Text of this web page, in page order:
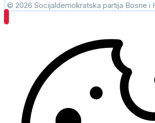
© 2026 Socijaldemokratska partija Bosne i